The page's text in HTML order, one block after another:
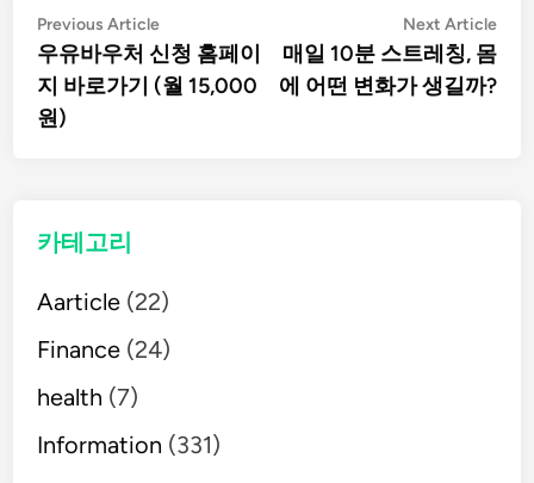
글
탐
색
Previous ArticlePrevious
article:
우유바우처 신청 홈페이
지 바로가기 (월 15,000
원)
Next Article
매일 10분 스트레칭, 몸
에 어떤 변화가 생길까?
카테고리
Aarticle (22)
Finance (24)
health (7)
Information (331)